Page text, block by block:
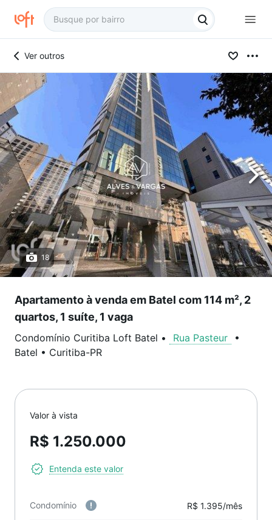
Ver outros
18
Apartamento à venda em Batel com 114 m², 2
quartos, 1 suíte, 1 vaga
Condomínio Curitiba Loft Batel • Rua Pasteur
•
Batel • Curitiba-PR
Valor à vista
R$ 1.250.000
Entenda este valor
Condomínio R$ 1.395/mês